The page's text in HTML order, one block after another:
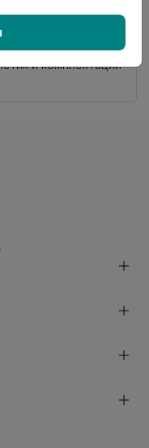
отличаться от
Проверяйте
и комплектации